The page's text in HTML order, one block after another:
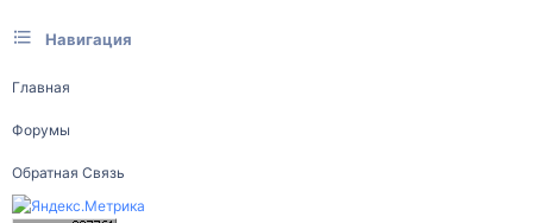
Навигация
Главная
Форумы
Обратная Связь